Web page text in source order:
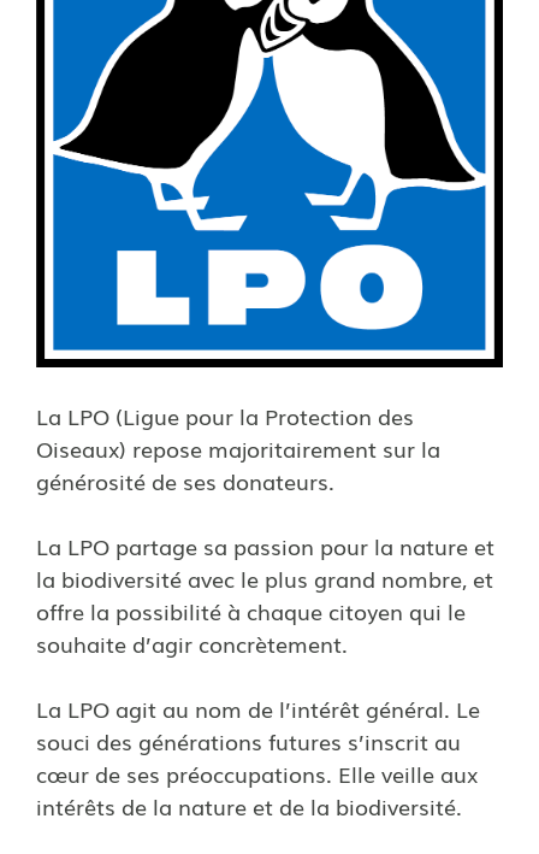
La LPO (Ligue pour la Protection des
Oiseaux) repose majo­ri­tai­re­ment sur la
géné­ro­sité de ses dona­teurs.
La LPO partage sa passion pour la nature et
la biodiversité avec le plus grand nombre, et
offre la possibilité à chaque citoyen qui le
souhaite d’agir concrètement.
La LPO agit au nom de l’intérêt général. Le
souci des générations futures s’inscrit au
cœur de ses préoccupations. Elle veille aux
intérêts de la nature et de la biodiversité.